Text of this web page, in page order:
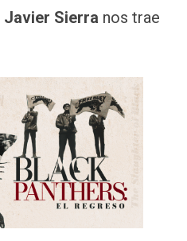
Javier Sierra nos trae